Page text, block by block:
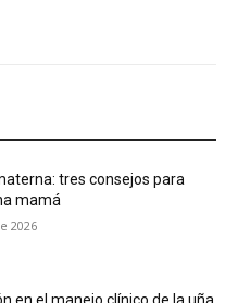
tres consejos para
mamá
2026